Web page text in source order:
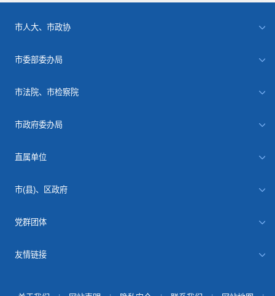
市人大、市政协
市委部委办局
市法院、市检察院
市政府委办局
直属单位
市(县)、区政府
党群团体
友情链接